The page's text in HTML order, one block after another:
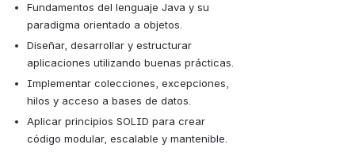
Fundamentos del lenguaje Java y su
paradigma orientado a objetos.
Diseñar, desarrollar y estructurar
aplicaciones utilizando buenas prácticas.
Implementar colecciones, excepciones,
hilos y acceso a bases de datos.
Aplicar principios SOLID para crear
código modular, escalable y mantenible.